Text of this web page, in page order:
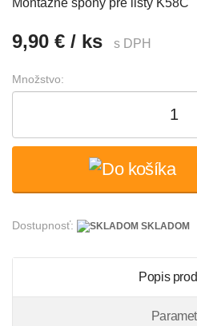
Montážne spony pre lišty K58C
9,90 € / ks s DPH
Množstvo:
Dostupnosť: SKLADOM
Popis